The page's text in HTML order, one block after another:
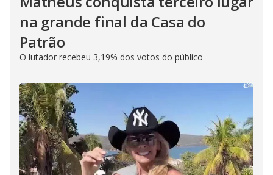
na grande final da Casa do
Patrão
O lutador recebeu 3,19% dos votos do público